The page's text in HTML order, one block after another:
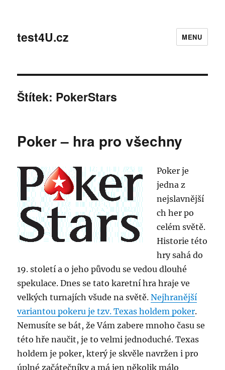
test4U.cz MENU
Štítek: PokerStars
Poker – hra pro všechny
Poker je
jedna z
nejslavnější
ch her po
celém světě.
Historie této
hry sahá do
19. století a o jeho původu se vedou dlouhé
spekulace. Dnes se tato karetní hra hraje ve
velkých turnajích všude na světě.Nejhranější
variantou pokeru je tzv. Texas holdem poker.
Nemusíte se bát, že Vám zabere mnoho času se
této hře naučit, je to velmi jednoduché. Texas
holdem je poker, který je skvěle navržen i pro
úplné začátečníky a má jen několik málo